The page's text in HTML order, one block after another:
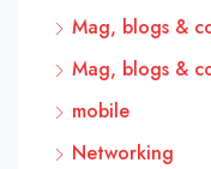
Mag, blogs &
Mag, blogs &
mobile
Networking